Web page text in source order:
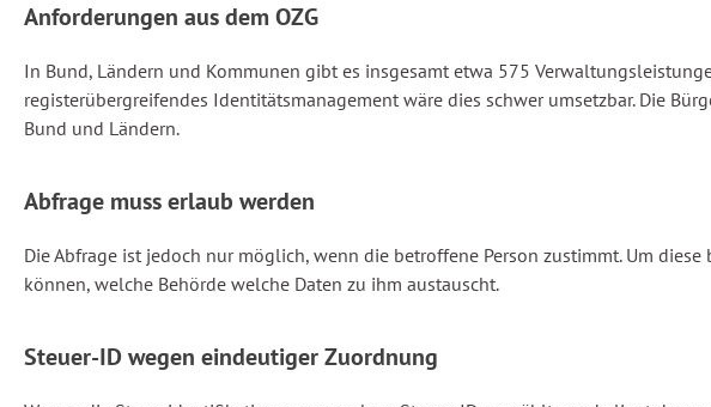
Anforderungen aus dem OZG
In Bund, Ländern und Kommunen gibt es insgesamt etwa 575
registerübergreifendes Identitätsmanagement wäre dies schwer umsetzbar. Die
Bund und Ländern.
Abfrage muss erlaub werden
Die Abfrage ist jedoch nur möglich, wenn die betroffene Person zustimmt. Um
können, welche Behörde welche Daten zu ihm austauscht.
Steuer-ID wegen eindeutiger Zuordnung